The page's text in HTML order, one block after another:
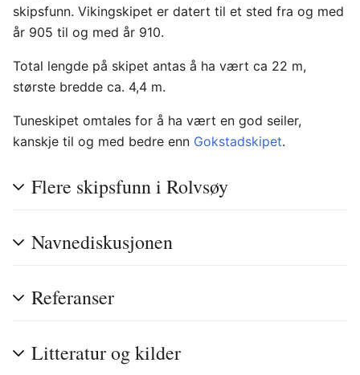
skipsfunn. Vikingskipet er datert til et sted fra og med
år 905 til og med år 910.
Total lengde på skipet antas å ha vært ca 22 m,
største bredde ca. 4,4 m.
Tuneskipet omtales for å ha vært en god seiler,
kanskje til og med bedre enn Gokstadskipet.
Flere skipsfunn i Rolvsøy
Navnediskusjonen
Referanser
Litteratur og kilder